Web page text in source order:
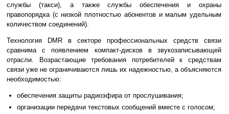
службы (такси), а также службы обеспечения и охраны
правопорядка (с низкой плотностью абонентов и малым удельным
количеством соединений).
Технология DMR в секторе профессиональных средств связи
сравнима с появлением компакт-дисков в звукозаписывающей
отрасли. Возрастающие требования потребителей к средствам
связи уже не ограничиваются лишь их надежностью, а объясняются
необходимостью:
обеспечения защиты радиоэфира от прослушивания;
организации передачи текстовых сообщений вместе с голосом;